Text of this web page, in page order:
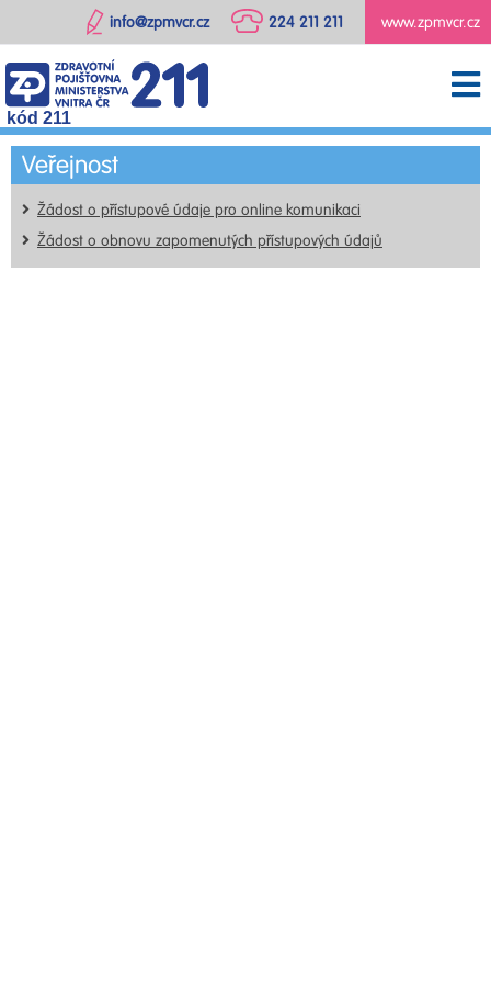
www.zpmvcr.cz
224 211 211
info@zpmvcr.cz
kód 211
Veřejnost
Žádost o přístupové údaje pro online komunikaci
Žádost o obnovu zapomenutých přístupových údajů